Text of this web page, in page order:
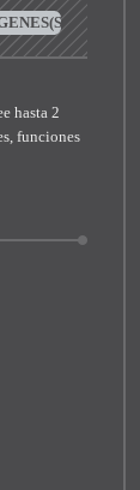
(SOLAPA
hasta 2
funciones